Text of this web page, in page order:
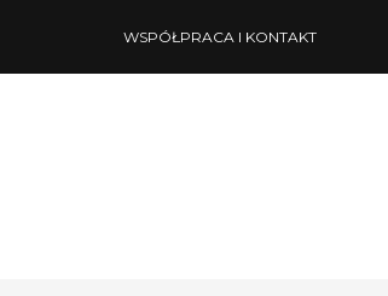
WSPÓŁPRACA I KONTAKT